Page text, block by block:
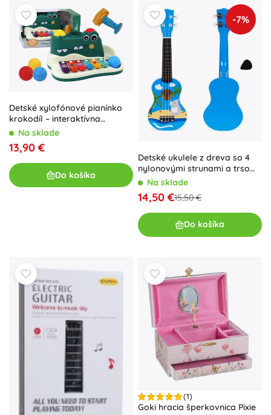
Detské xylofónové pianínko
krokodíl – interaktívna
edukačná hudobná hračka
Na sklade
13,90 €
Do košíka
-7%
Detské ukulele z dreva so 4
nylonovými strunami a trsom
ECOTOYS
Na sklade
14,50 €15,50 €
Do košíka
(1)
Goki hracia šperkovnica Pixie